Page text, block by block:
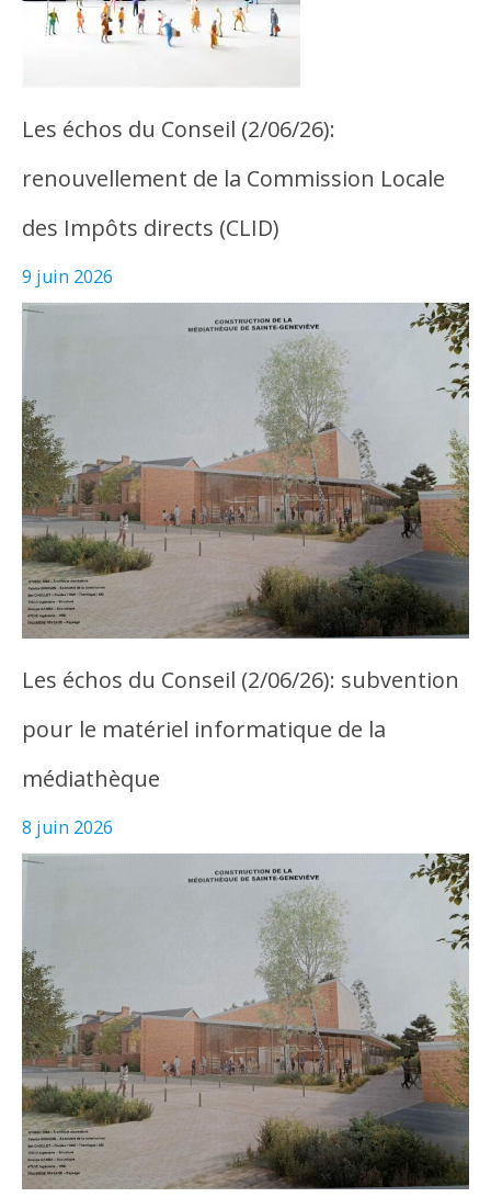
Les échos du Conseil (2/06/26):
renouvellement de la Commission Locale
des Impôts directs (CLID)
9 juin 2026
Les échos du Conseil (2/06/26): subvention
pour le matériel informatique de la
médiathèque
8 juin 2026